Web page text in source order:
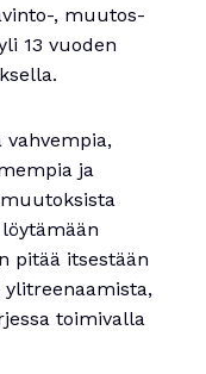
, muutos-
13 vuoden
vahvempia,
ja
pitää itsestään
toimivalla